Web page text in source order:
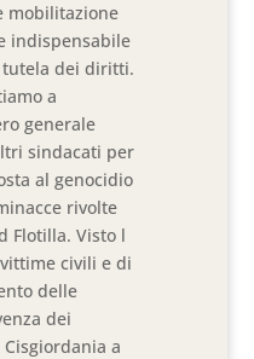
mobilitazione
indispensabile
tutela dei diritti.
a
generale
sindacati per
al genocidio
rivolte
Flotilla. Visto l
civili e di
delle
dei
a